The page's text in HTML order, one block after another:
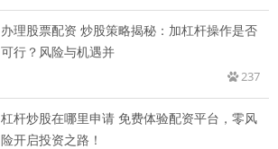
办理股票配资 炒股策略揭秘：加杠杆操作是否
可行？风险与机遇并
237
杠杆炒股在哪里申请 免费体验配资平台，零风
险开启投资之路！